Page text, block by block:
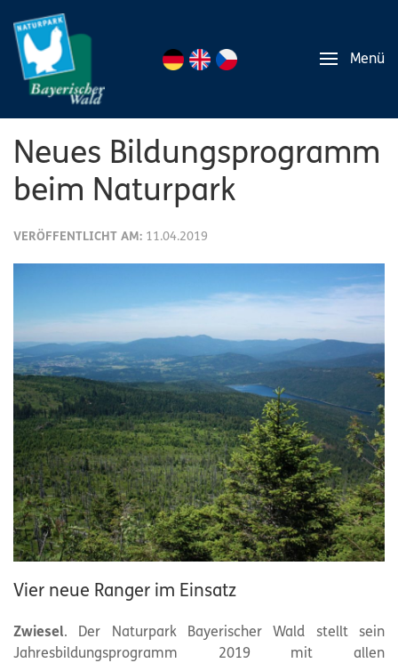
Menü
Neues Bildungsprogramm
beim Naturpark
VERÖFFENTLICHT AM: 11.04.2019
Vier neue Ranger im Einsatz
Zwiesel. Der NaturparkBayerischer Wald stellt sein
Jahresbildungsprogramm 2019 mit allen